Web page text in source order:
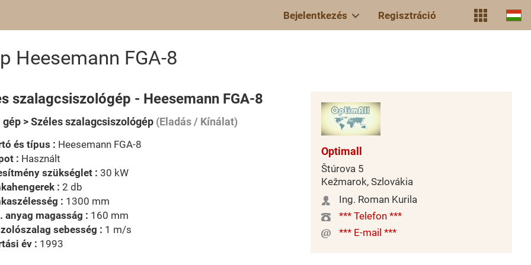
Bejelentkezés Regisztráció
Heesemann FGA-8
szalagcsiszológép - Heesemann FGA-8
gép > Széles szalagcsiszológép (Eladás / Kínálat)
és típus : Heesemann FGA-8
: Használt
szükséglet : 30 kW
: 2 db
: 1300 mm
anyag magasság : 160 mm
sebesség : 1 m/s
év : 1993
Optimall
Štúrova 5
Kežmarok, Szlovákia
Ing. Roman Kurila
*** Telefon ***
*** E-mail ***